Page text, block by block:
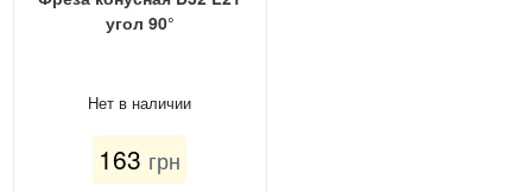
угол 90°
Нет в наличии
163 грн